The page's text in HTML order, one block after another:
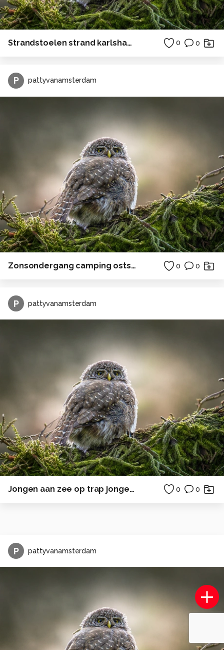
Strandstoelen strand karlshagen Duitsland zee 0 0
P pattyvanamsterdam
Zonsondergang camping ostsee duitsland horizon 0 0
P pattyvanamsterdam
Jongen aan zee op trap jongetje zonsondergang 0 0
P pattyvanamsterdam